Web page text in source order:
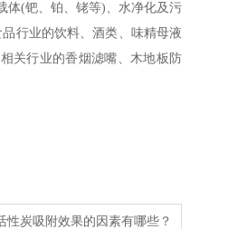
(钯、铂、铑等)、水净化及污
行业的饮料、酒类、味精母液
关行业的香烟滤嘴、木地板防
性炭吸附效果的因素有哪些？